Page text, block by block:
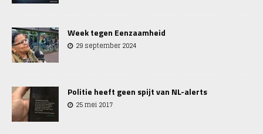
Week tegen Eenzaamheid
29 september 2024
Politie heeft geen spijt van NL-alerts
25 mei 2017